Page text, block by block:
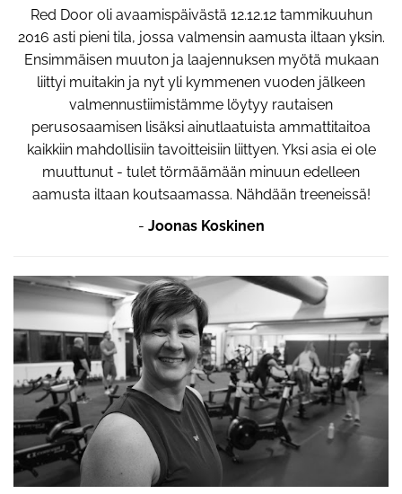
Red Door oli avaamispäivästä 12.12.12 tammikuuhun
2016 asti pieni tila, jossa valmensin aamusta iltaan yksin.
Ensimmäisen muuton ja laajennuksen myötä mukaan
liittyi muitakin ja nyt yli kymmenen vuoden jälkeen
valmennustiimistämme löytyy rautaisen
perusosaamisen lisäksi ainutlaatuista ammattitaitoa
kaikkiin mahdollisiin tavoitteisiin liittyen. Yksi asia ei ole
muuttunut - tulet törmäämään minuun edelleen
aamusta iltaan koutsaamassa. Nähdään treeneissä!
- Joonas Koskinen